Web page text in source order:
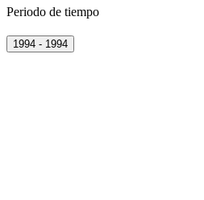
Periodo de tiempo
1994 - 1994